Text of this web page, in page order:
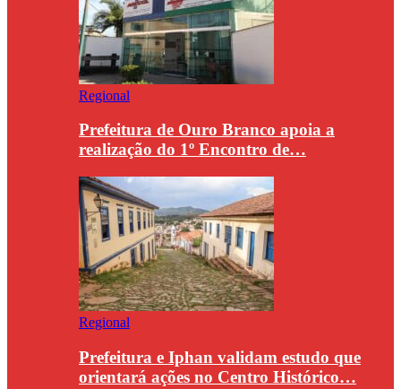
Regional
Prefeitura de Ouro Branco apoia a
realização do 1º Encontro de…
Regional
Prefeitura e Iphan validam estudo que
orientará ações no Centro Histórico…